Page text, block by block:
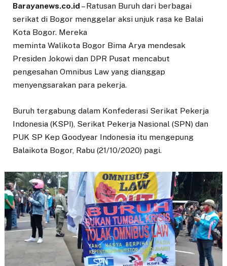
Barayanews.co.id – Ratusan Buruh dari berbagai
serikat di Bogor menggelar aksi unjuk rasa ke Balai
Kota Bogor. Mereka
meminta Walikota Bogor Bima Arya mendesak
Presiden Jokowi dan DPR Pusat mencabut
pengesahan Omnibus Law yang dianggap
menyengsarakan para pekerja.
Buruh tergabung dalam Konfederasi Serikat Pekerja
Indonesia (KSPI), Serikat Pekerja Nasional (SPN) dan
PUK SP Kep Goodyear Indonesia itu mengepung
Balaikota Bogor, Rabu (21/10/2020) pagi.